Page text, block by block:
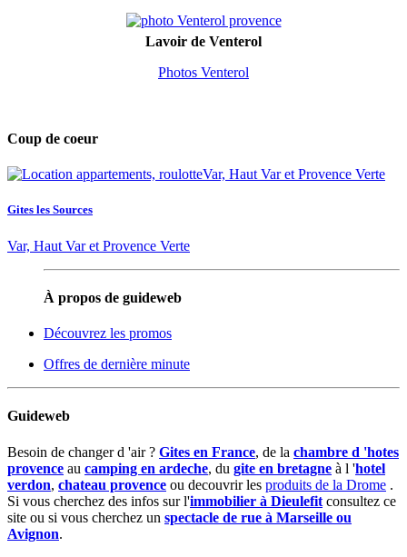
Lavoir de Venterol
Photos Venterol
Coup de coeur
Gites les Sources
Var, Haut Var et Provence Verte
À propos de guideweb
Découvrez les promos
Offres de dernière minute
Guideweb
Besoin de changer d 'air ? Gites en France, de la chambre d 'hotes
provence au camping en ardeche, du gite en bretagne à l 'hotel
verdon, chateau provence ou decouvrir les produits de la Drome .
Si vous cherchez des infos sur l'immobilier à Dieulefit consultez ce
site ou si vous cherchez un spectacle de rue à Marseille ou
Avignon.